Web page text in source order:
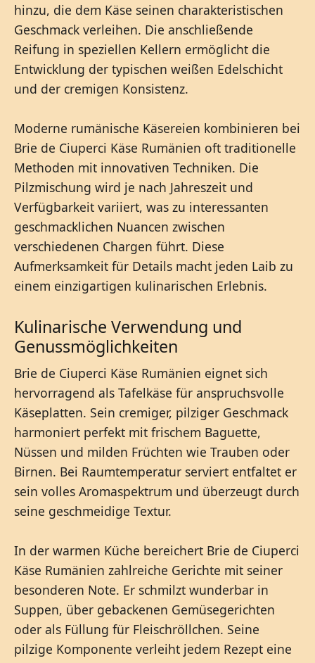
hinzu, die dem Käse seinen charakteristischen
Geschmack verleihen. Die anschließende
Reifung in speziellen Kellern ermöglicht die
Entwicklung der typischen weißen Edelschicht
und der cremigen Konsistenz.
Moderne rumänische Käsereien kombinieren bei
Brie de Ciuperci Käse Rumänien oft traditionelle
Methoden mit innovativen Techniken. Die
Pilzmischung wird je nach Jahreszeit und
Verfügbarkeit variiert, was zu interessanten
geschmacklichen Nuancen zwischen
verschiedenen Chargen führt. Diese
Aufmerksamkeit für Details macht jeden Laib zu
einem einzigartigen kulinarischen Erlebnis.
Kulinarische Verwendung und
Genussmöglichkeiten
Brie de Ciuperci Käse Rumänien eignet sich
hervorragend als Tafelkäse für anspruchsvolle
Käseplatten. Sein cremiger, pilziger Geschmack
harmoniert perfekt mit frischem Baguette,
Nüssen und milden Früchten wie Trauben oder
Birnen. Bei Raumtemperatur serviert entfaltet er
sein volles Aromaspektrum und überzeugt durch
seine geschmeidige Textur.
In der warmen Küche bereichert Brie de Ciuperci
Käse Rumänien zahlreiche Gerichte mit seiner
besonderen Note. Er schmilzt wunderbar in
Suppen, über gebackenen Gemüsegerichten
oder als Füllung für Fleischröllchen. Seine
pilzige Komponente verleiht jedem Rezept eine